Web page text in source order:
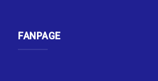
FANPAGE